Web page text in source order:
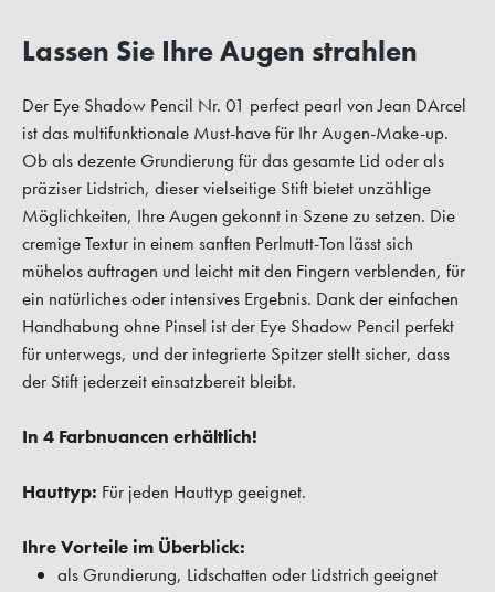
Lassen Sie Ihre Augen strahlen
Der Eye Shadow Pencil Nr. 01 perfect pearl von Jean DArcel
ist das multifunktionale Must-have für Ihr Augen-Make-up.
Ob als dezente Grundierung für das gesamte Lid oder als
präziser Lidstrich, dieser vielseitige Stift bietet unzählige
Möglichkeiten, Ihre Augen gekonnt in Szene zu setzen. Die
cremige Textur in einem sanften Perlmutt-Ton lässt sich
mühelos auftragen und leicht mit den Fingern verblenden, für
ein natürliches oder intensives Ergebnis. Dank der einfachen
Handhabung ohne Pinsel ist der Eye Shadow Pencil perfekt
für unterwegs, und der integrierte Spitzer stellt sicher, dass
der Stift jederzeit einsatzbereit bleibt.
In 4 Farbnuancen erhältlich!
Hauttyp: Für jeden Hauttyp geeignet.
Ihre Vorteile im Überblick:
als Grundierung, Lidschatten oder Lidstrich geeignet